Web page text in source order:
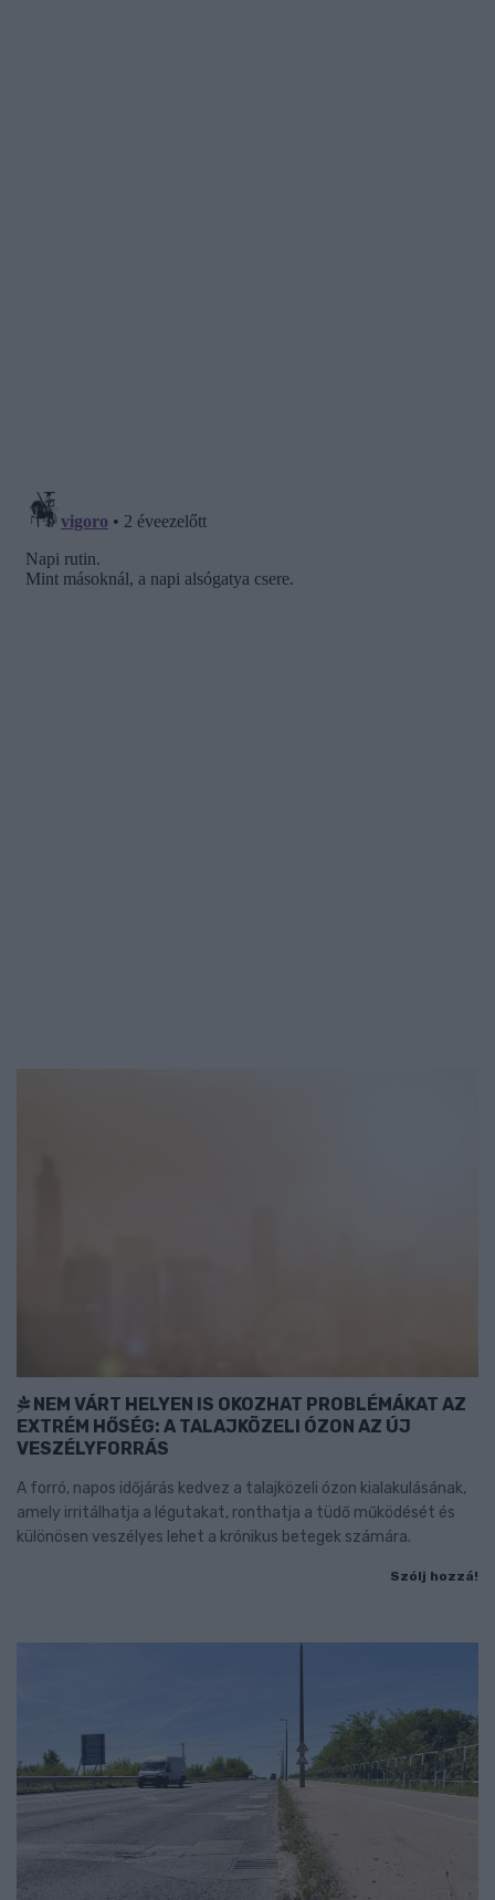
NEM VÁRT HELYEN IS OKOZHAT PROBLÉMÁKAT AZ
EXTRÉM HŐSÉG: A TALAJKÖZELI ÓZON AZ ÚJ
VESZÉLYFORRÁS
A forró, napos időjárás kedvez a talajközeli ózon kialakulásának,
amely irritálhatja a légutakat, ronthatja a tüdő működését és
különösen veszélyes lehet a krónikus betegek számára.
Szólj hozzá!